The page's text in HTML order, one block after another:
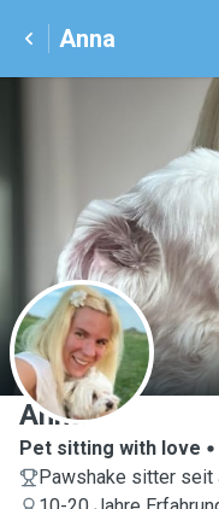
Anna
A
Anna
Pet sitting with love
Pawshake sitter seit